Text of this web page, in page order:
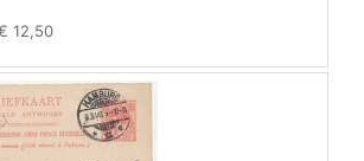
12,50